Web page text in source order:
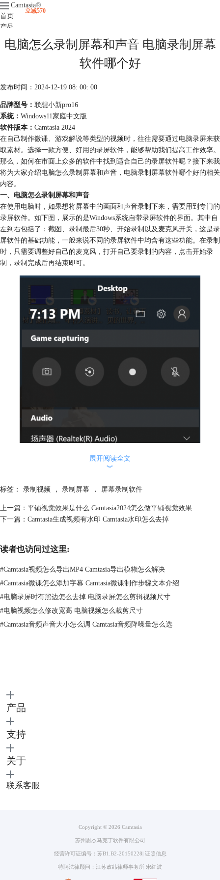
Camtasia®
首页
产品
下载
升级
立减570
电脑怎么录制屏幕和声音 电脑录制屏幕
软件哪个好
发布时间：2024-12-19 08: 00: 00
品牌型号： 联想小新pro16
系统： Windows11家庭中文版
软件版本： Camtasia 2024
在自己制作微课、游戏解说等类型的视频时，往往需要通过电脑录屏来获
取素材。选择一款方便、好用的录屏软件，能够帮助我们提高工作效率。
那么，如何在市面上众多的软件中找到适合自己的录屏软件呢？接下来我
将为大家介绍电脑怎么录制屏幕和声音，电脑录制屏幕软件哪个好的相关
内容。
一、电脑怎么录制屏幕和声音
在使用电脑时，如果想将屏幕中的画面和声音录制下来，需要用到专门的
录屏软件。如下图，展示的是Windows系统自带录屏软件的界面。其中自
左到右包括了：截图、录制最后30秒、开始录制以及麦克风开关，这是录
屏软件的基础功能，一般来说不同的录屏软件中均含有这些功能。在录制
时，只需要调整好自己的麦克风，打开自己要录制的内容，点击开始录
制，录制完成后再结束即可。
图1：使用Windows自带录屏功能
上文简单介绍了使用电脑进行录屏的基本操作。除了基础功能外，不同的
录屏软件往往有一些自己特有的功能。下面我来简单介绍几款电脑录屏软
1.Camtasia。这是我推荐大家使用的一款录屏软件。从录屏方面来说，它
支持微课、游戏解说等多种类型的视频的录制，相较于其他软件应用场景
更加丰富。而且它又不仅仅是一款录屏软件，在录制完成后，你可以直接
Camtasia的视频编辑器中进行编辑，帮助你一站式地满足你制作视频的需
于不用下载，随时打开就可以随时使用。但是因为该录屏是xbox的延伸功
能，所以只能够录制游戏相关内容，并不能够录制文件资源管理器以及其
他内容。相反，Camtasia就支持在多种场景下录屏，不仅能录游戏，而且
展开阅读全文
︾
标签： 录制视频 ， 录制屏幕 ， 屏幕录制软件
上一篇： 平铺视觉效果是什么 Camtasia2024怎么做平铺视觉效果
下一篇： Camtasia生成视频有水印 Camtasia水印怎么去掉
读者也访问过这里:
#Camtasia视频怎么导出MP4 Camtasia导出模糊怎么解决
#Camtasia微课怎么添加字幕 Camtasia微课制作步骤文本介绍
#电脑录屏时有黑边怎么去掉 电脑录屏怎么剪辑视频尺寸
#电脑视频怎么修改宽高 电脑视频怎么裁剪尺寸
#Camtasia音频声音大小怎么调 Camtasia音频降噪量怎么选
产品
支持
关于
联系客服
Copyright © 2026 Camtasia
苏州思杰马克丁软件有限公司
经营许可证编号：苏B1.B2-20150228 证照信息
特聘法律顾问：江苏政纬律师事务所 宋红波